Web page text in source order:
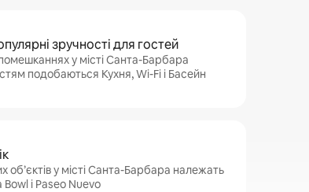
зручності для гостей
у місті Санта-Барбара
подобаються Кухня, Wi-Fi і Басейн
у місті Санта-Барбара належать
і Paseo Nuevo